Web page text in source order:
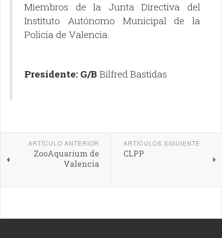
Miembros de la Junta Directiva del
Instituto Autónomo Municipal de la
Policía de Valencia.
Presidente: G/B Bilfred Bastidas
ARTÍCULO ANTERIOR
ZooAquarium de
Valencia
ARTÍCULOS SIGUIENTE
CLPP